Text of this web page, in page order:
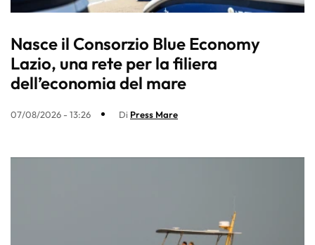
Nasce il Consorzio Blue Economy
Lazio, una rete per la filiera
dell’economia del mare
07/08/2026 - 13:26 Di Press Mare